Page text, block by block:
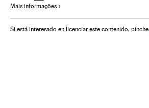
Moda Governo Brasil
Confeção Governo Administração Estado
Mais informações
Si está interesado en licenciar este contenido, pinche